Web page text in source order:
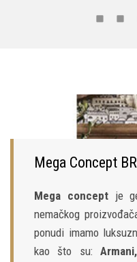
Mega Concept
Mega conceptje
nemačkog
ponudi imamo
kao što su: